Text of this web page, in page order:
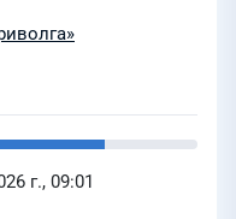
г., 09:01